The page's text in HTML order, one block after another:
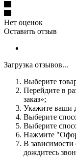
Нет оценок
Оставить отзыв
Загрузка отзывов...
Выберите
Перейдите в
заказ»;
Укажите ваши
Выберите
Выберите
Нажмите
В зависимости
дождитесь